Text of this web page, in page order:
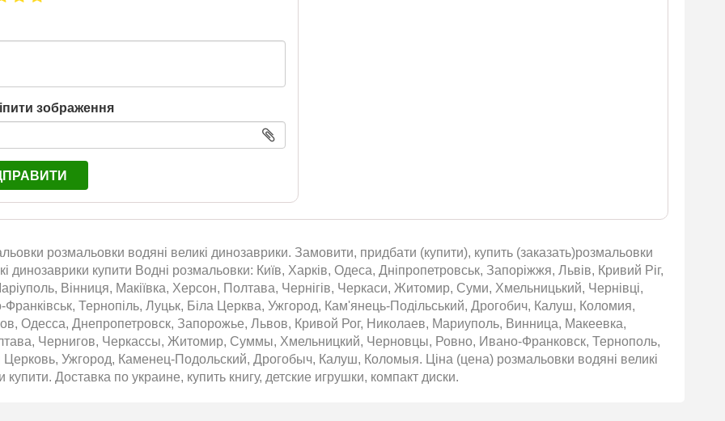
зображення
розмальовки водяні великі динозаврики. Замовити, придбати (купити), купить (заказать)розмальовки
динозаврики купити Водні розмальовки: Київ, Харків, Одеса, Дніпропетровськ, Запоріжжя, Львів, Кривий Ріг,
Вінниця, Макіївка, Херсон, Полтава, Чернігів, Черкаси, Житомир, Суми, Хмельницький, Чернівці,
Франківськ, Тернопіль, Луцьк, Біла Церква, Ужгород, Кам'янець-Подільський, Дрогобич, Калуш, Коломия,
Одесса, Днепропетровск, Запорожье, Львов, Кривой Рог, Николаев, Мариуполь, Винница, Макеевка,
Чернигов, Черкассы, Житомир, Суммы, Хмельницкий, Черновцы, Ровно, Ивано-Франковск, Тернополь,
Ужгород, Каменец-Подольский, Дрогобыч, Калуш, Коломыя. Ціна (цена) розмальовки водяні великі
купити. Доставка по украине, купить книгу, детские игрушки, компакт диски.